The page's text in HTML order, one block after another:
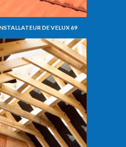
DE VELUX 69